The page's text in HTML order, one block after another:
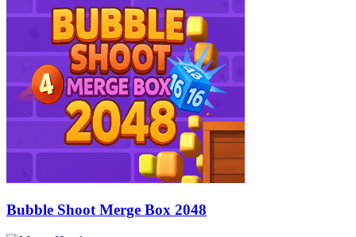
Bubble Shoot Merge Box 2048